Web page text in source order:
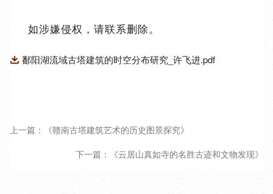
如涉嫌侵权，请联系删除。
鄱阳湖流域古塔建筑的时空分布研究_许飞进.pdf
上一篇：《赣南古塔建筑艺术的历史图景探究》
下一篇：《云居山真如寺的名胜古迹和文物发现》